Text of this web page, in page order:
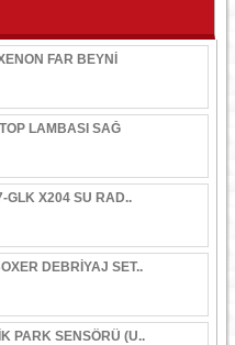
FAR BEYNİ
LAMBASI SAĞ
GLK X204 SU RAD..
DEBRİYAJ SET..
PARK SENSÖRÜ (U..